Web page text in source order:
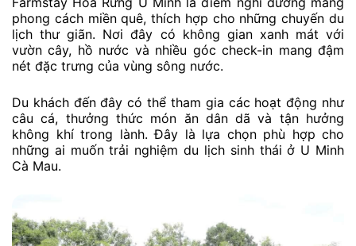
phong cách miền quê, thích hợp cho những chuyến du
lịch thư giãn. Nơi đây có không gian xanh mát với
vườn cây, hồ nước và nhiều góc check-in mang đậm
nét đặc trưng của vùng sông nước.
Du khách đến đây có thể tham gia các hoạt động như
câu cá, thưởng thức món ăn dân dã và tận hưởng
không khí trong lành. Đây là lựa chọn phù hợp cho
những ai muốn trải nghiệm du lịch sinh thái ở U Minh
Cà Mau.